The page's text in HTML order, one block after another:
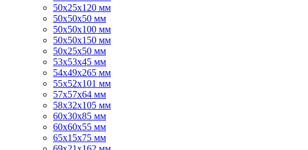
50х25х120 мм
50х50х50 мм
50х50х100 мм
50х50х150 мм
50х25х50 мм
53х53х45 мм
54х49х265 мм
55х52х101 мм
57х57х64 мм
58х32х105 мм
60х30х85 мм
60х60х55 мм
65х15х75 мм